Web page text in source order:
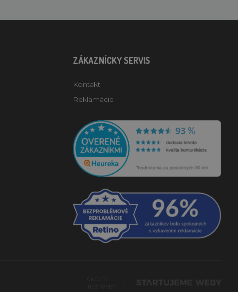
ZÁKAZNÍCKY SERVIS
Kontakt
Reklamácie